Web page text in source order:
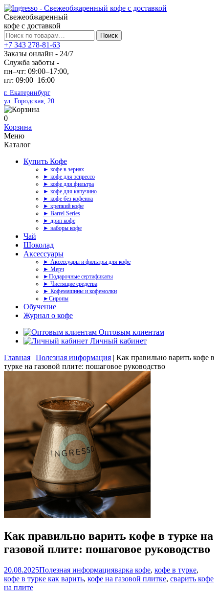
Свежеобжаренный
кофе с доставкой
Искать:
Поиск
+7 343 278-81-63
Заказы онлайн - 24/7
Служба заботы -
пн–чт: 09:00–17:00,
пт: 09:00–16:00
г. Екатеринбург
ул. Городская, 20
0
Корзина
Меню
Каталог
Купить Кофе
► кофе в зернах
► кофе для эспрессо
► кофе для фильтра
► кофе для капучино
► кофе без кофеина
► крепкий кофе
► Barrel Series
► дрип кофе
► наборы кофе
Чай
Шоколад
Аксессуары
► Аксессуары и фильтры для кофе
► Мерч
►Подарочные сертификаты
► Чистящие средства
► Кофемашины и кофемолки
►Сиропы
Обучение
Журнал о кофе
Оптовым клиентам
Личный кабинет
Главная | Полезная информация | Как правильно варить кофе в
турке на газовой плите: пошаговое руководство
Как правильно варить кофе в турке на
газовой плите: пошаговое руководство
20.08.2025Полезная информацияварка кофе, кофе в турке,
кофе в турке как варить, кофе на газовой плитке, сварить кофе
на плите